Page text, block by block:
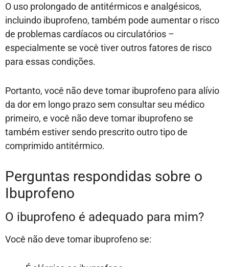
O uso prolongado de antitérmicos e analgésicos,
incluindo ibuprofeno, também pode aumentar o risco
de problemas cardíacos ou circulatórios –
especialmente se você tiver outros fatores de risco
para essas condições.
Portanto, você não deve tomar ibuprofeno para alívio
da dor em longo prazo sem consultar seu médico
primeiro, e você não deve tomar ibuprofeno se
também estiver sendo prescrito outro tipo de
comprimido antitérmico.
Perguntas respondidas sobre o
Ibuprofeno
O ibuprofeno é adequado para mim?
Você não deve tomar ibuprofeno se: